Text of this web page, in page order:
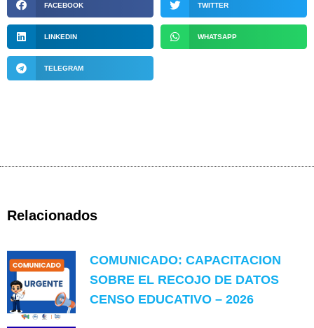
FACEBOOK TWITTER
LINKEDIN WHATSAPP
TELEGRAM
Relacionados
COMUNICADO: CAPACITACION
SOBRE EL RECOJO DE DATOS
CENSO EDUCATIVO – 2026